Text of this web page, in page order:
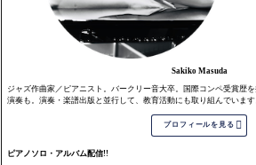
Sakiko Masuda
ジャズ作曲家／ピアニスト。バークリー音大卒。国際コンペ受賞歴
演奏も。演奏・楽譜出版と並行して、教育活動にも取り組んでいます
プロフィールを見る 
ピアノソロ・アルバム配信!!